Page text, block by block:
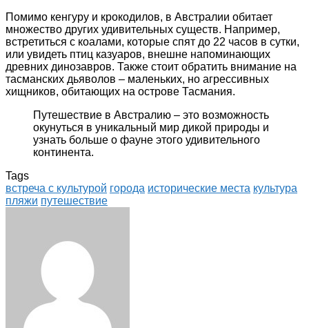
Помимо кенгуру и крокодилов, в Австралии обитает
множество других удивительных существ. Например,
встретиться с коалами, которые спят до 22 часов в сутки,
или увидеть птиц казуаров, внешне напоминающих
древних динозавров. Также стоит обратить внимание на
тасманских дьяволов – маленьких, но агрессивных
хищников, обитающих на острове Тасмания.
Путешествие в Австралию – это возможность
окунуться в уникальный мир дикой природы и
узнать больше о фауне этого удивительного
континента.
Tags
встреча с культурой города исторические места культура
пляжи путешествие